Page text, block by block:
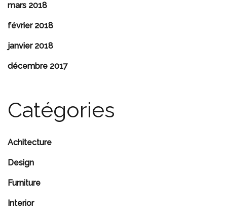
mars 2018
février 2018
janvier 2018
décembre 2017
Catégories
Achitecture
Design
Furniture
Interior